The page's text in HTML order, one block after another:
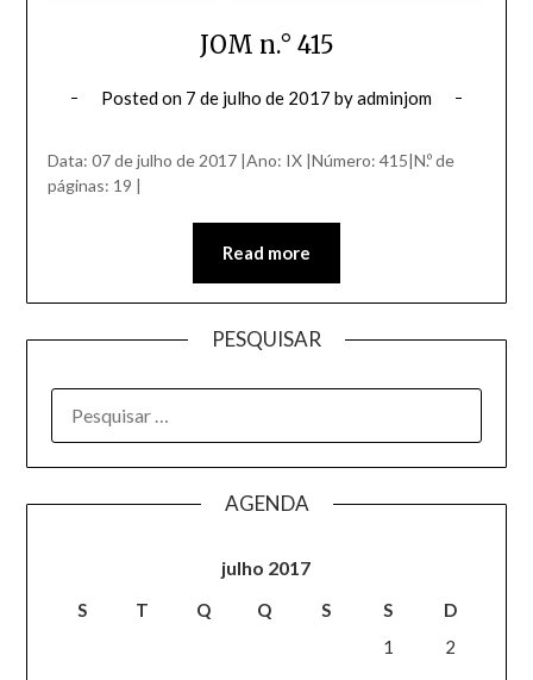
JOM n.° 415
Posted on 7 de julho de 2017 byadminjom
Data: 07 de julho de 2017 |Ano: IX |Número: 415|N.º de
páginas: 19 |
Read more
PESQUISAR
AGENDA
julho 2017
S T Q Q S S
D
1
2